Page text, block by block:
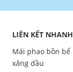
LIÊN KẾT NHANH
Mái phao bồn bể
xăng dầu